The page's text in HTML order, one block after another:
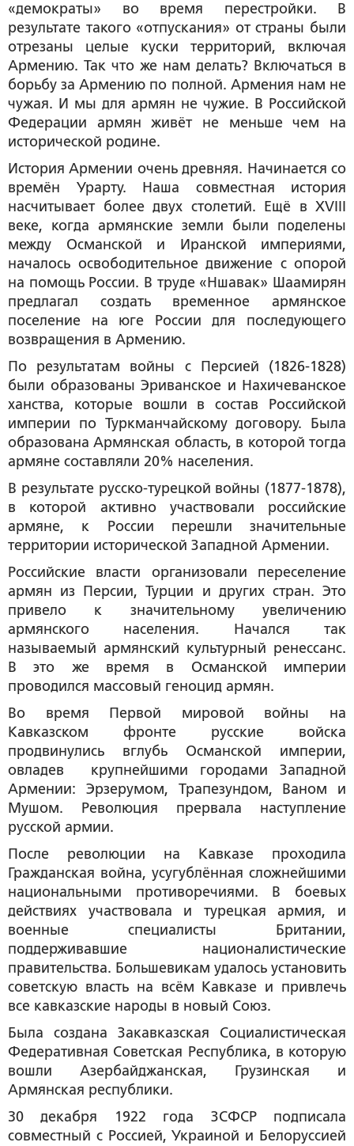
«демократы» во время перестройки. В
результате такого «отпускания» от страны были
отрезаны целые куски территорий, включая
Армению. Так что же нам делать? Включаться в
борьбу за Армению по полной. Армения нам не
чужая. И мы для армян не чужие. В Российской
Федерации армян живёт не меньше чем на
исторической родине.
История Армении очень древняя. Начинается со
времён Урарту. Наша совместная история
насчитывает более двух столетий. Ещё в XVIII
веке, когда армянские земли были поделены
между Османской и Иранской империями,
началось освободительное движение с опорой
на помощь России. В труде «Ншавак» Шаамирян
предлагал создать временное армянское
поселение на юге России для последующего
возвращения в Армению.
По результатам войны с Персией (1826-1828)
были образованы Эриванское и Нахичеванское
ханства, которые вошли в состав Российской
империи по Туркманчайскому договору. Была
образована Армянская область, в которой тогда
армяне составляли 20% населения.
В результате русско-турецкой войны (1877-1878),
в которой активно участвовали российские
армяне, к России перешли значительные
территории исторической Западной Армении.
Российские власти организовали переселение
армян из Персии, Турции и других стран. Это
привело к значительному увеличению
армянского населения. Начался так
называемый армянский культурный ренессанс.
В это же время в Османской империи
проводился массовый геноцид армян.
Во время Первой мировой войны на
Кавказском фронте русские войска
продвинулись вглубь Османской империи,
овладев крупнейшими городами Западной
Армении: Эрзерумом, Трапезундом, Ваном и
Мушом. Революция прервала наступление
русской армии.
После революции на Кавказе проходила
Гражданская война, усугублённая сложнейшими
национальными противоречиями. В боевых
действиях участвовала и турецкая армия, и
военные специалисты Британии,
поддерживавшие националистические
правительства. Большевикам удалось установить
советскую власть на всём Кавказе и привлечь
все кавказские народы в новый Союз.
Была создана Закавказская Социалистическая
Федеративная Советская Республика, в которую
вошли Азербайджанская, Грузинская и
Армянская республики.
30 декабря 1922 года ЗСФСР подписала
совместный с Россией, Украиной и Белоруссией